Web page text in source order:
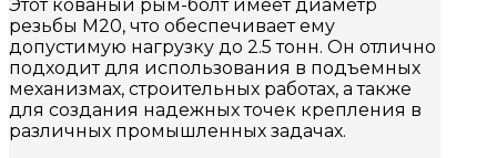
Этот кованый рым-болт имеет диаметр
резьбы M20, что обеспечивает ему
допустимую нагрузку до 2.5 тонн. Он отлично
подходит для использования в подъемных
механизмах, строительных работах, а также
для создания надежных точек крепления в
различных промышленных задачах.